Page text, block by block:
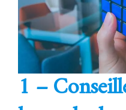
1 –